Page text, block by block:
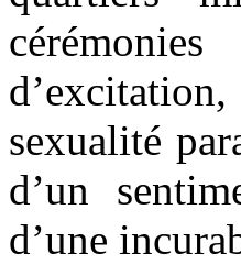
sexualité
d’un
d’une